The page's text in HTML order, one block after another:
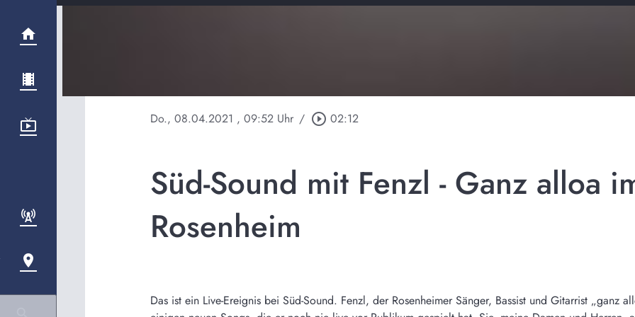
Do., 08.04.2021 , 09:52 Uhr / play_circle_outline 02:12
Süd-Sound mit Fenzl - Ganz alloa
Rosenheim
Das ist ein Live-Ereignis bei Süd-Sound. Fenzl, der Rosenheimer Sänger, Bassist und Gitarrist „ganz